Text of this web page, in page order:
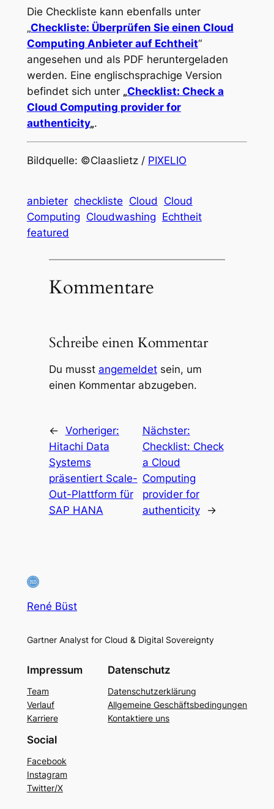
Die Checkliste kann ebenfalls unter
„Checkliste: Überprüfen Sie einen Cloud
Computing Anbieter auf Echtheit“
angesehen und als PDF heruntergeladen
werden. Eine englischsprachige Version
befindet sich unter „Checklist: Check a
Cloud Computing provider for
authenticity„.
Bildquelle: ©Claaslietz / PIXELIO
anbieter checkliste Cloud
Cloud
Computing Cloudwashing Echtheit
featured
Kommentare
Schreibe einen Kommentar
Du musst angemeldetsein, um
einen Kommentar abzugeben.
← Vorheriger:
Hitachi Data
Systems
präsentiert Scale-
Out-Plattform für
SAP HANA
Nächster:
Checklist: Check
a Cloud
Computing
provider for
authenticity
→
René Büst
Gartner Analyst for Cloud & Digital Sovereignty
Impressum
Team
Verlauf
Karriere
Datenschutz
Datenschutzerklärung
Allgemeine Geschäftsbedingungen
Kontaktiere uns
Social
Facebook
Instagram
Twitter/X